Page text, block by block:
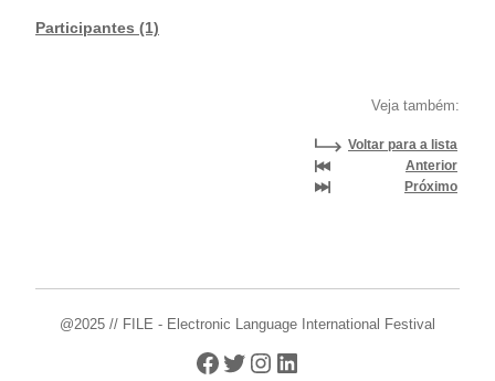
Participantes (1)
Veja também:
Voltar para a lista
Anterior
Próximo
@2025 // FILE - Electronic Language International Festival
Facebook
Twitter
Instagram
LinkedIn